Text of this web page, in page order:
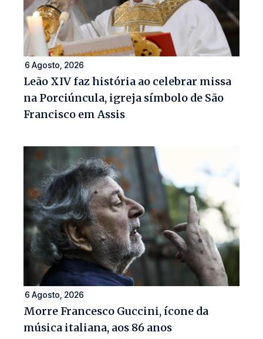
6 Agosto, 2026
Leão XIV faz história ao celebrar missa
na Porciúncula, igreja símbolo de São
Francisco em Assis
6 Agosto, 2026
Morre Francesco Guccini, ícone da
música italiana, aos 86 anos